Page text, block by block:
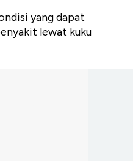
yang dapat
lewat kuku